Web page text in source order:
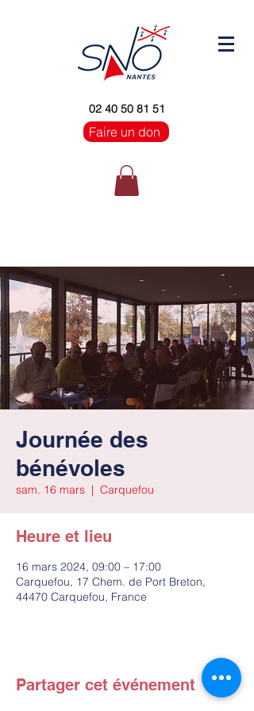
02 40 50 81 51
Faire un don
Journée des
bénévoles
sam. 16 mars
  |
Carquefou
Heure et lieu
16 mars 2024, 09:00 – 17:00
Carquefou, 17 Chem. de Port Breton,
44470 Carquefou, France
Partager cet événement